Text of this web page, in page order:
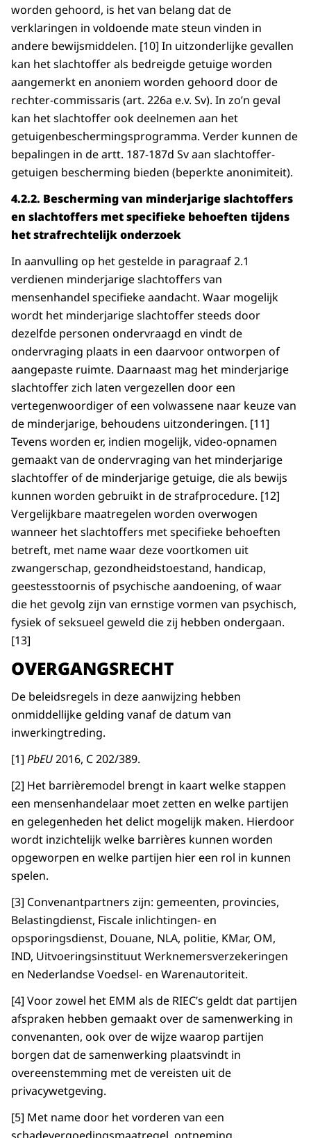
worden gehoord, is het van belang dat de
verklaringen in voldoende mate steun vinden in
andere bewijsmiddelen. [10] In uitzonderlijke gevallen
kan het slachtoffer als bedreigde getuige worden
aangemerkt en anoniem worden gehoord door de
rechter-commissaris (art. 226a e.v. Sv). In zo’n geval
kan het slachtoffer ook deelnemen aan het
getuigenbeschermingsprogramma. Verder kunnen de
bepalingen in de artt. 187-187d Sv aan slachtoffer-
getuigen bescherming bieden (beperkte anonimiteit).
4.2.2. Bescherming van minderjarige slachtoffers
en slachtoffers met specifieke behoeften tijdens
het strafrechtelijk onderzoek
In aanvulling op het gestelde in paragraaf 2.1
verdienen minderjarige slachtoffers van
mensenhandel specifieke aandacht. Waar mogelijk
wordt het minderjarige slachtoffer steeds door
dezelfde personen ondervraagd en vindt de
ondervraging plaats in een daarvoor ontworpen of
aangepaste ruimte. Daarnaast mag het minderjarige
slachtoffer zich laten vergezellen door een
vertegenwoordiger of een volwassene naar keuze van
de minderjarige, behoudens uitzonderingen. [11]
Tevens worden er, indien mogelijk, video-opnamen
gemaakt van de ondervraging van het minderjarige
slachtoffer of de minderjarige getuige, die als bewijs
kunnen worden gebruikt in de strafprocedure. [12]
Vergelijkbare maatregelen worden overwogen
wanneer het slachtoffers met specifieke behoeften
betreft, met name waar deze voortkomen uit
zwangerschap, gezondheidstoestand, handicap,
geestesstoornis of psychische aandoening, of waar
die het gevolg zijn van ernstige vormen van psychisch,
fysiek of seksueel geweld die zij hebben ondergaan.
[13]
OVERGANGSRECHT
De beleidsregels in deze aanwijzing hebben
onmiddellijke gelding vanaf de datum van
inwerkingtreding.
[1] PbEU2016, C 202/389.
[2] Het barrièremodel brengt in kaart welke stappen
een mensenhandelaar moet zetten en welke partijen
en gelegenheden het delict mogelijk maken. Hierdoor
wordt inzichtelijk welke barrières kunnen worden
opgeworpen en welke partijen hier een rol in kunnen
spelen.
[3] Convenantpartners zijn: gemeenten, provincies,
Belastingdienst, Fiscale inlichtingen- en
opsporingsdienst, Douane, NLA, politie, KMar, OM,
IND, Uitvoeringsinstituut Werknemersverzekeringen
en Nederlandse Voedsel- en Warenautoriteit.
[4] Voor zowel het EMM als de RIEC’s geldt dat partijen
afspraken hebben gemaakt over de samenwerking in
convenanten, ook over de wijze waarop partijen
borgen dat de samenwerking plaatsvindt in
overeenstemming met de vereisten uit de
privacywetgeving.
[5] Met name door het vorderen van een